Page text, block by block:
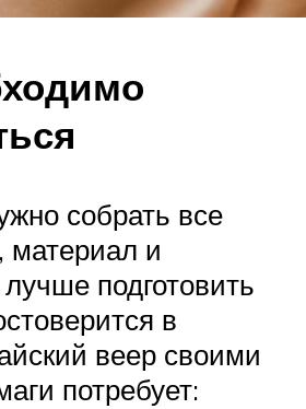
собрать все
материал и
подготовить
в
веер своими
потребует: